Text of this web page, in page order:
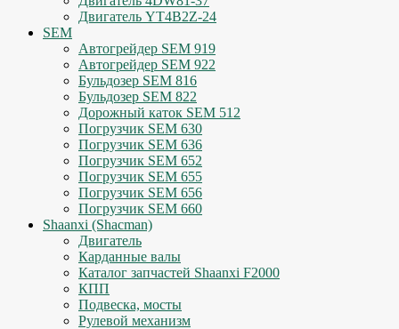
Двигатель YT4B2Z-24
SEM
Автогрейдер SEM 919
Автогрейдер SEM 922
Бульдозер SEM 816
Бульдозер SEM 822
Дорожный каток SEM 512
Погрузчик SEM 630
Погрузчик SEM 636
Погрузчик SEM 652
Погрузчик SEM 655
Погрузчик SEM 656
Погрузчик SEM 660
Shaanxi (Shacman)
Двигатель
Карданные валы
Каталог запчастей Shaanxi F2000
КПП
Подвеска, мосты
Рулевой механизм